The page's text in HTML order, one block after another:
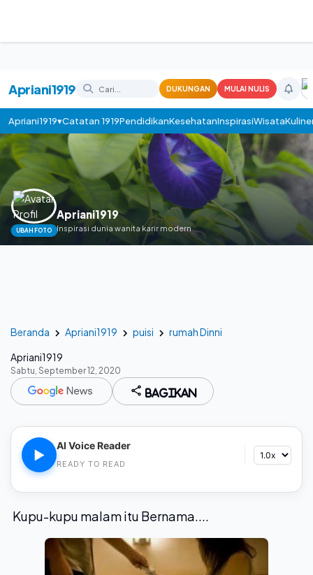
Apriani1919 DUKUNGAN MULAI NULIS
Apriani1919▾Catatan 1919PendidikanKesehatanInspirasiWisata
UBAH FOTO
Apriani1919
Inspirasi dunia wanita karir modern
Beranda Apriani1919 puisi rumah Dinni
Apriani1919
Sabtu, September 12, 2020
Bagikan
▶
AI Voice Reader
READY TO READ
Kupu-kupu malam itu Bernama....